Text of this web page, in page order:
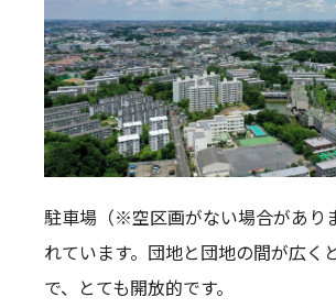
駐車場（※空区画がない場合があり
れています。団地と団地の間が広く
で、とても開放的です。